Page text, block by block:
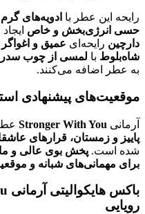
رایحه این عطر با ادویه‌های
حسی انرژی‌بخش و خاص
دارچین رایحه‌ای عمیق و اغواگر
شاه‌بلوط با لمسی از چوب
به عطر اضافه می‌کنند.
موقعیت‌های پیشنهادی
آرمانی Stronger With You
پاییز و زمستان، قرارهای
شده است. پخش بوی عالی و
برای مهمانی‌های شبانه و
رویایی